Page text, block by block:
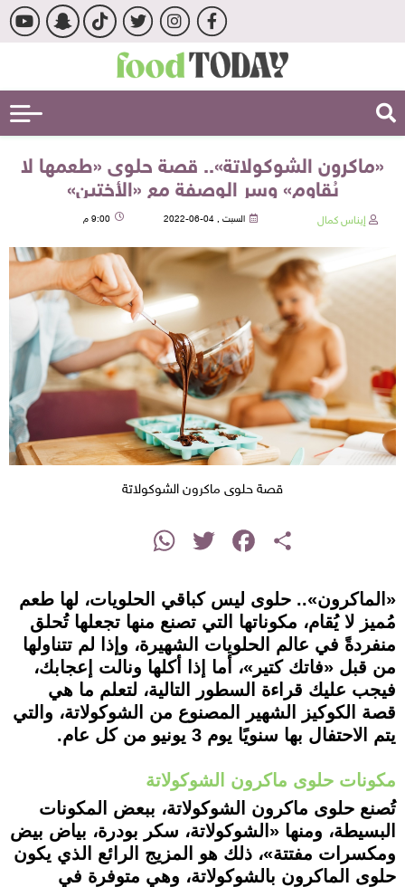
«ماكرون الشوكولاتة».. قصة حلوى «طعمها لا
يُقاوم» وسر الوصفة مع «الأختين»
إيناس كمال السبت , 04-06-2022 9:00 م
قصة حلوى ماكرون الشوكولاتة
Share
Facebook
Twitter
WhatsApp
«الماكرون».. حلوى ليس كباقي الحلويات، لها طعم
مُميز لا يُقام، مكوناتها التي تصنع منها تجعلها تُحلق
منفردةً في عالم الحلويات الشهيرة، وإذا لم تتناولها
من قبل «فاتك كتير»، أما إذا أكلها ونالت إعجابك،
فيجب عليك قراءة السطور التالية، لتعلم ما هي
قصة الكوكيز الشهير المصنوع من الشوكولاتة، والتي
يتم الاحتفال بها سنويًا يوم 3 يونيو من كل عام.
مكونات حلوى ماكرون الشوكولاتة
تُصنع حلوى ماكرون الشوكولاتة، ببعض المكونات
البسيطة، ومنها «الشوكولاتة، سكر بودرة، بياض بيض
ومكسرات مفتتة»، ذلك هو المزيج الرائع الذي يكون
حلوى الماكرون بالشوكولاتة، وهي متوفرة في